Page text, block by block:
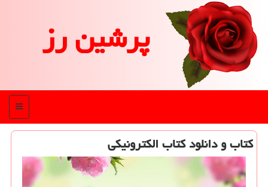
پرشین رز
منو
كتاب و دانلود كتاب الكترونیكی